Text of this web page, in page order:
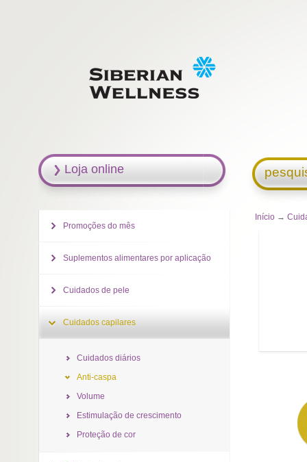
Início →
Loja online
Promoções do mês
Suplementos alimentares por aplicação
Cuidados de pele
Cuidados capilares
Cuidados diários
Anti-caspa
Volume
Estimulação de crescimento
Proteção de cor